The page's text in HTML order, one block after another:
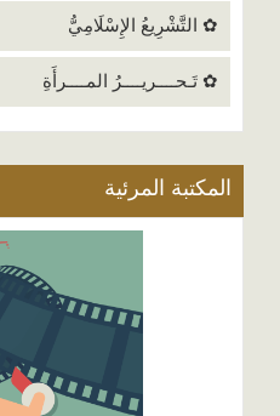
✿ التَّشْرِيعُ الإِسْلَامِيُّ
✿ تَـحــــريــــرُ المــــرأَةِ
المكتبة المرئية